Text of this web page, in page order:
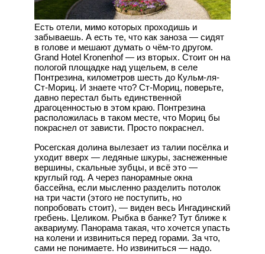
Есть отели, мимо которых проходишь и
забываешь. А есть те, что как заноза — сидят
в голове и мешают думать о чём-то другом.
Grand Hotel Kronenhof — из вторых. Стоит он на
пологой площадке над ущельем, в селе
Понтрезина, километров шесть до Кульм-ля-
Ст-Мориц. И знаете что? Ст-Мориц, поверьте,
давно перестал быть единственной
драгоценностью в этом краю. Понтрезина
расположилась в таком месте, что Мориц бы
покраснел от зависти. Просто покраснел.
Росегская долина вылезает из талии посёлка и
уходит вверх — ледяные шкуры, заснеженные
вершины, скальные зубцы, и всё это —
круглый год. А через панорамные окна
бассейна, если мысленно разделить потолок
на три части (этого не поступить, но
попробовать стоит), — виден весь Ингадинский
гребень. Целиком. Рыбка в банке? Тут ближе к
аквариуму. Панорама такая, что хочется упасть
на колени и извиниться перед горами. За что,
сами не понимаете. Но извиниться — надо.